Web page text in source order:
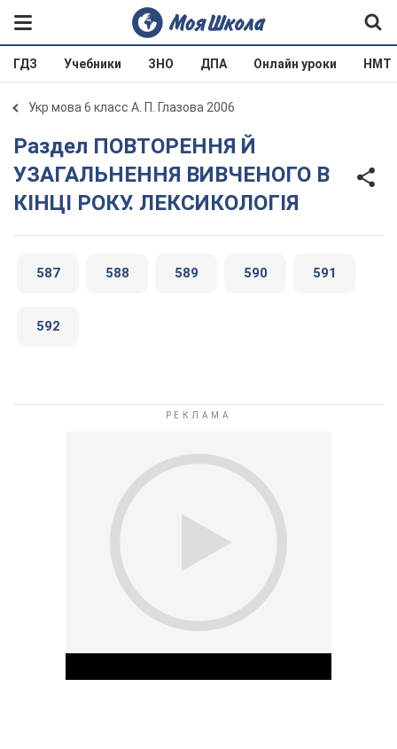
ГДЗ Учебники ЗНО ДПА Онлайн уроки НМТ
Укр мова 6 класс А. П. Глазова 2006
Раздел ПОВТОРЕННЯ Й
УЗАГАЛЬНЕННЯ ВИВЧЕНОГО В
КІНЦІ РОКУ. ЛЕКСИКОЛОГІЯ
587 588 589 590 591
592